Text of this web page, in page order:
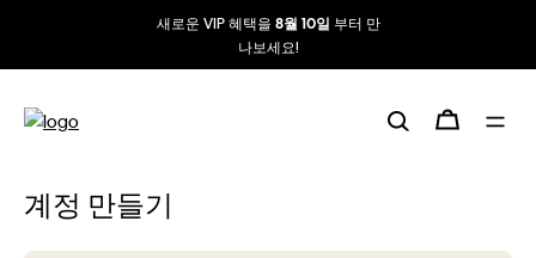
새로운 VIP 혜택을 8월 10일 부터 만
나보세요!
계정 만들기